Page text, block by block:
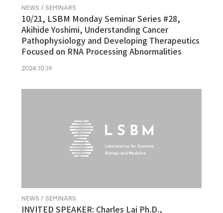
NEWS / SEMINARS
10/21, LSBM Monday Seminar Series #28,
Akihide Yoshimi, Understanding Cancer
Pathophysiology and Developing Therapeutics
Focused on RNA Processing Abnormalities
2024.10.19
NEWS / SEMINARS
INVITED SPEAKER: Charles Lai Ph.D.,